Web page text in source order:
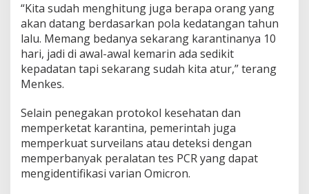
“Kita sudah menghitung juga berapa orang yang
akan datang berdasarkan pola kedatangan tahun
lalu. Memang bedanya sekarang karantinanya 10
hari, jadi di awal-awal kemarin ada sedikit
kepadatan tapi sekarang sudah kita atur,” terang
Menkes.
Selain penegakan protokol kesehatan dan
memperketat karantina, pemerintah juga
memperkuat surveilans atau deteksi dengan
memperbanyak peralatan tes PCR yang dapat
mengidentifikasi varian Omicron.